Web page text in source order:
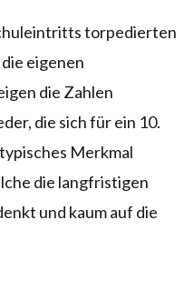
torpedierten
eigenen
die Zahlen
die sich für ein 10.
Merkmal
die langfristigen
und kaum auf die